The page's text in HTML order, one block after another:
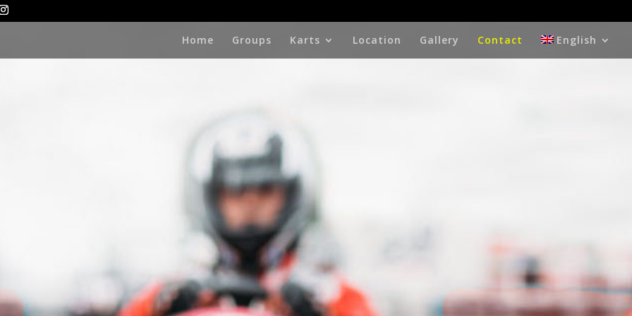
Home Groups Karts Location Gallery Contact English